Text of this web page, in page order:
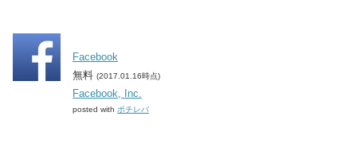
Facebook
無料 (2017.01.16時点)
Facebook, Inc.
posted with ポチレバ